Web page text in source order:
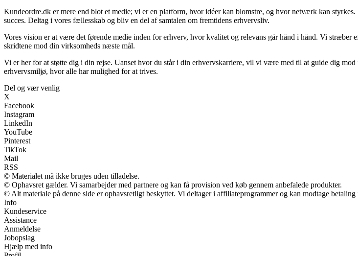
Kundeordre.dk er mere end blot et medie; vi er en platform, hvor idéer kan blomstre, og hvor netværk kan
succes. Deltag i vores fællesskab og bliv en del af samtalen om fremtidens erhvervsliv.
Vores vision er at være det førende medie inden for erhverv, hvor kvalitet og relevans går hånd i hånd. Vi
skridtene mod din virksomheds næste mål.
Vi er her for at støtte dig i din rejse. Uanset hvor du står i din erhvervskarriere, vil vi være med til at guide dig
erhvervsmiljø, hvor alle har mulighed for at trives.
Del og vær venlig
X
Facebook
Instagram
LinkedIn
YouTube
Pinterest
TikTok
Mail
RSS
© Materialet må ikke bruges uden tilladelse.
© Ophavsret gælder. Vi samarbejder med partnere og kan få provision ved køb gennem anbefalede produkter.
© Alt materiale på denne side er ophavsretligt beskyttet. Vi deltager i affiliateprogrammer og kan modtage
Info
Kundeservice
Assistance
Anmeldelse
Jobopslag
Hjælp med info